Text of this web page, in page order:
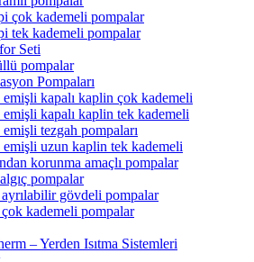
çok kademeli pompalar
tek kademeli pompalar
Seti
pompalar
Pompaları
kapalı kaplin çok kademeli
kapalı kaplin tek kademeli
tezgah pompaları
emişli uzun kaplin tek kademeli
korunma amaçlı pompalar
pompalar
gövdeli pompalar
kademeli pompalar
– Yerden Isıtma Sistemleri